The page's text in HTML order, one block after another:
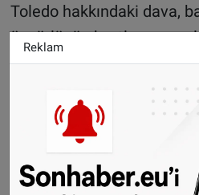
Toledo hakkındaki dava,
özgürlünün kısıtlanması
değerlendirilirken,
sahne adı Valtonyc olan
Arenas Beltran,
ettiği, terörü övdüğü ve
gerekçesiyle 3,5 yıl hapis
çarptırılmıştı.
Reklam